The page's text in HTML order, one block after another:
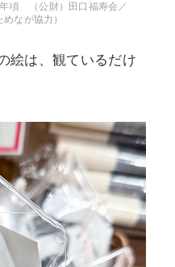
頃 （公財）田口福寿会／
なが協力）
絵は、観ているだけ